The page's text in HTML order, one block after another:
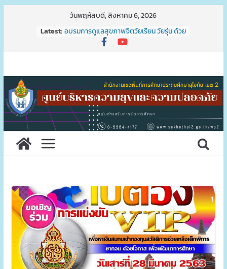
วันพฤหัสบดี, สิงหาคม 6, 2026
Latest: ช่วยเหลือนักเรียนบ้านถูกไฟไหม้
อบรมการดูแลสุขภาพจิตวัยเรียน วัยรุ่น ด้วย
พิธีวางพวงมาลาและถวายราชสดุดี
ประชุมคณะกรรมการรับนักเรียนระดับเขต
พื้นที่การศึกษา ครั้งที่ 1/2568